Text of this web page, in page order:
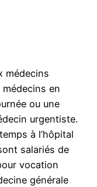
médecins
médecins en
ou une
urgentiste.
à l’hôpital
salariés de
vocation
générale